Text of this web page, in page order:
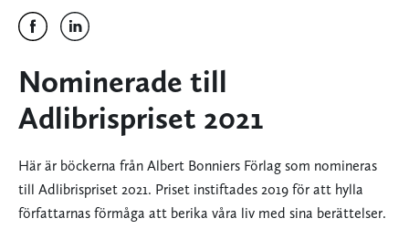
Nominerade till
Adlibrispriset 2021
Här är böckerna från Albert Bonniers Förlag som nomineras
till Adlibrispriset 2021. Priset instiftades 2019 för att hylla
författarnas förmåga att berika våra liv med sina berättelser.